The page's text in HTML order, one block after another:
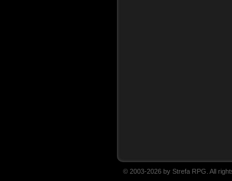
© 2003-2026 by Strefa RPG. All